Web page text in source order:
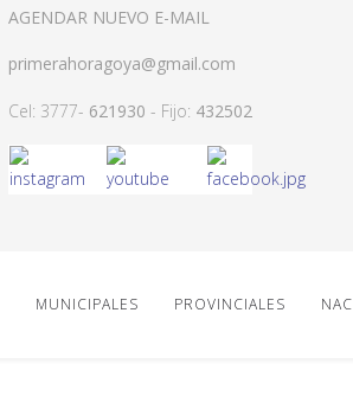
AGENDAR NUEVO E-MAIL
primerahoragoya@gmail.com
Cel: 3777- 621930 - Fijo: 432502
MUNICIPALES PROVINCIALES